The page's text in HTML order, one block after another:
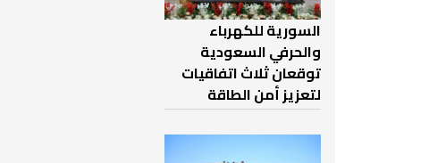
السورية للكهرباء
والحرفي السعودية
توقعان ثلاث اتفاقيات
لتعزيز أمن الطاقة